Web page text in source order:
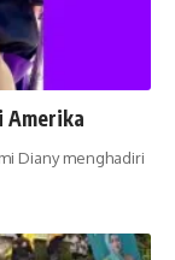
Amerika
Diany menghadiri